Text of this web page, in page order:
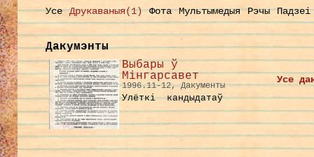
Усе Друкаваныя(1) Фота Мультымедыя Рэчы Падзеі
Дакумэнты
Выбары ў
Мінгарсавет
1996.11-12, Дакументы
Улёткі кандыдатаў
Усе